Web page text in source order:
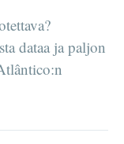
dataa ja paljon